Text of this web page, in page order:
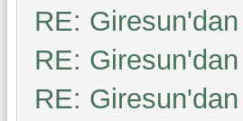
RE:
RE:
RE: